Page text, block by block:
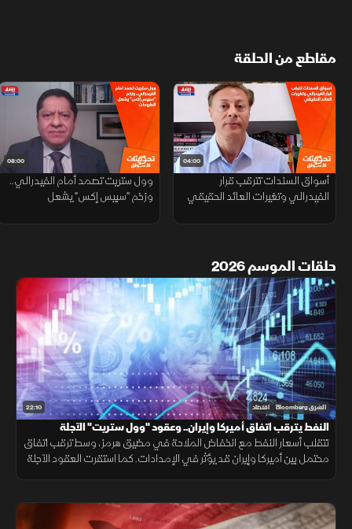
مقاطع من الحلقة
04:00
أسواق السندات تترقب قرار
الفيدرالي وتغيرات العائد الحقيقي
08:00
وول ستريت تصمد أمام الفيدرالي..
وزخم "سبيس إكس" يشعل
حلقات الموسم 2026
22:10 الشرق Bloomberg اقتصاد
النفط يترقب اتفاق أميركا وإيران.. وعقود "وول ستريت" الآجلة
مستقرة
تتقلب أسعار النفط مع انخفاض الملاحة في مضيق هرمز، وسط ترقب اتفاق
محتمل بين أميركا وإيران قد يؤثر في الإمدادات. كما استقرت العقود الآجلة